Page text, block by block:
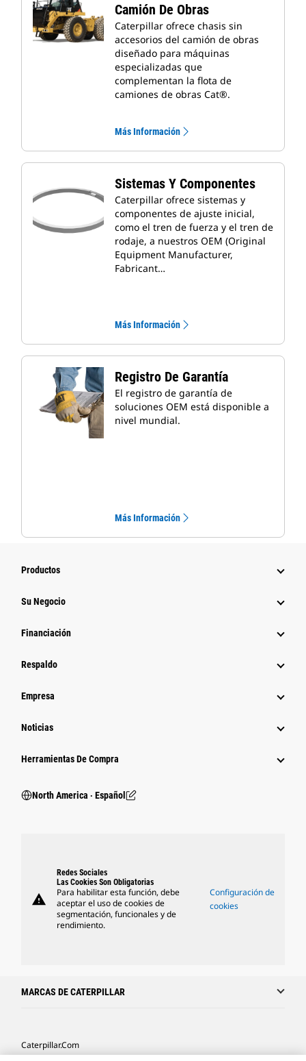
Camión De Obras
Caterpillar ofrece chasis sin
accesorios del camión de obras
diseñado para máquinas
especializadas que
complementan la flota de
camiones de obras Cat®.
Más Información
Sistemas Y Componentes
Caterpillar ofrece sistemas y
componentes de ajuste inicial,
como el tren de fuerza y el tren de
rodaje, a nuestros OEM (Original
Equipment Manufacturer,
Fabricant…
Más Información
Registro De Garantía
El registro de garantía de
soluciones OEM está disponible a
nivel mundial.
Más Información
Productos
Su Negocio
Financiación
Respaldo
Empresa
Noticias
Herramientas De Compra
North America ‧ Español
warning
Redes Sociales
Las Cookies Son Obligatorias
Para habilitar esta función, debe
aceptar el uso de cookies de
segmentación, funcionales y de
rendimiento.
Configuración de
cookies
MARCAS DE CATERPILLAR
Caterpillar.com